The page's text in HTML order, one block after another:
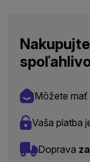
Môžete mať
Vaša platba
Doprava